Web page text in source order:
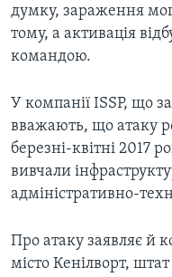
думку, зараження
тому, а активація
командою.
У компанії ISSP, що
вважають, що атаку
березні-квітні 2017
вивчали
адміністративно-
Про атаку заявляє й
місто Кенілворт,